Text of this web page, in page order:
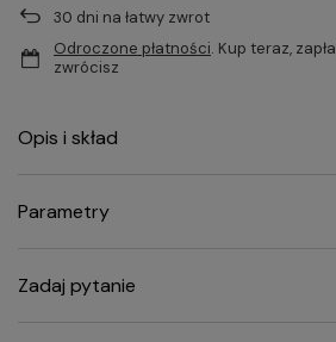
30 dni na łatwy zwrot
Odroczone płatności. Kup teraz,
zwrócisz
Opis i skład
Parametry
Zadaj pytanie